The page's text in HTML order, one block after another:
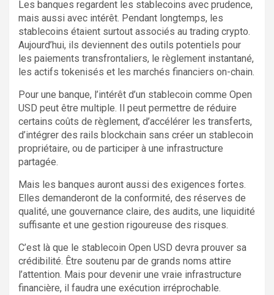
Les banques regardent les stablecoins avec prudence,
mais aussi avec intérêt. Pendant longtemps, les
stablecoins étaient surtout associés au trading crypto.
Aujourd’hui, ils deviennent des outils potentiels pour
les paiements transfrontaliers, le règlement instantané,
les actifs tokenisés et les marchés financiers on-chain.
Pour une banque, l’intérêt d’un stablecoin comme Open
USD peut être multiple. Il peut permettre de réduire
certains coûts de règlement, d’accélérer les transferts,
d’intégrer des rails blockchain sans créer un stablecoin
propriétaire, ou de participer à une infrastructure
partagée.
Mais les banques auront aussi des exigences fortes.
Elles demanderont de la conformité, des réserves de
qualité, une gouvernance claire, des audits, une liquidité
suffisante et une gestion rigoureuse des risques.
C’est là que le stablecoin Open USD devra prouver sa
crédibilité. Être soutenu par de grands noms attire
l’attention. Mais pour devenir une vraie infrastructure
financière, il faudra une exécution irréprochable.